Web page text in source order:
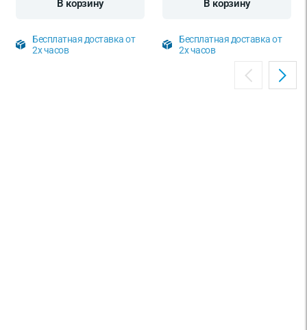
В корзину
Бесплатная доставка от
2х часов
В корзину
Бесплатная доставка от
2х часов